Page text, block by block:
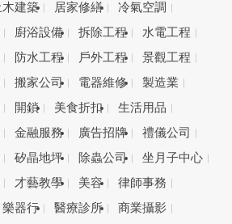
木建築 居家修繕
冷氣空調
廚浴設備 拆除工程
水電工程
防水工程 戶外工程
景觀工程
搬家公司 電器維修
製造業
開鎖 美食折扣
生活用品
金融服務 廣告招牌
禮儀公司
矽晶地坪 除蟲公司
坐月子中心
才藝教學 美容
律師事務
樂器行 醫療診所
商業攝影